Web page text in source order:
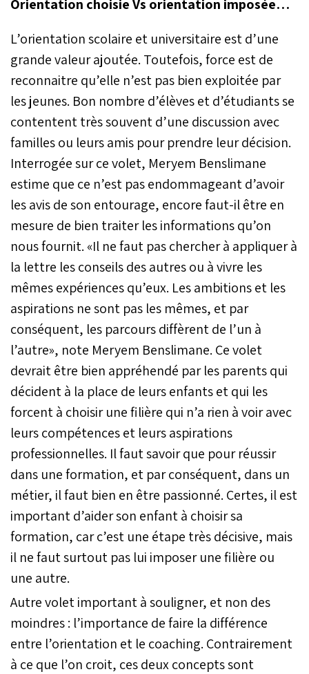
Orientation choisie Vs orientation imposée…
L’orientation scolaire et universitaire est d’une
grande valeur ajoutée. Toutefois, force est de
reconnaitre qu’elle n’est pas bien exploitée par
les jeunes. Bon nombre d’élèves et d’étudiants se
contentent très souvent d’une discussion avec
familles ou leurs amis pour prendre leur décision.
Interrogée sur ce volet, Meryem Benslimane
estime que ce n’est pas endommageant d’avoir
les avis de son entourage, encore faut-il être en
mesure de bien traiter les informations qu’on
nous fournit. «Il ne faut pas chercher à appliquer à
la lettre les conseils des autres ou à vivre les
mêmes expériences qu’eux. Les ambitions et les
aspirations ne sont pas les mêmes, et par
conséquent, les parcours diffèrent de l’un à
l’autre», note Meryem Benslimane. Ce volet
devrait être bien appréhendé par les parents qui
décident à la place de leurs enfants et qui les
forcent à choisir une filière qui n’a rien à voir avec
leurs compétences et leurs aspirations
professionnelles. Il faut savoir que pour réussir
dans une formation, et par conséquent, dans un
métier, il faut bien en être passionné. Certes, il est
important d’aider son enfant à choisir sa
formation, car c’est une étape très décisive, mais
il ne faut surtout pas lui imposer une filière ou
une autre.
Autre volet important à souligner, et non des
moindres : l’importance de faire la différence
entre l’orientation et le coaching. Contrairement
à ce que l’on croit, ces deux concepts sont